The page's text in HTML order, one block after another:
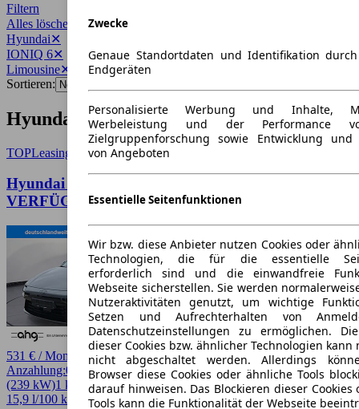
Filtern
Alles löschen
Hyundai✕
IONIQ 6✕
Limousine✕
Sortieren:
Hyundai IONIQ 6 Limousine Angebote
TOPLeasing
Hyundai IONIQ 6 N-Line // 4WD // SOFORT
VERFÜGBAR // PRIVAT-AKTION
531 € / Monat
Anzahlung:0,00 €Laufzeit:48 Monatekm/Jahr:5.000Elektro325 PS
(239 kW)1 km EZ 08/2026AutomatikLimousine4 Türen
15,9 l/100 km (komb.)* · 0 g/km CO2* · CO2-Klasse A
Zwecke
Genaue Standortdaten und Identifikation
Endgeräten
Personalisierte Werbung und Inhalte,
Werbeleistung und der Performance
Zielgruppenforschung sowie Entwicklung und
von Angeboten
Essentielle Seitenfunktionen
Wir bzw. diese Anbieter nutzen Cookies oder
Technologien, die für die essentielle
erforderlich sind und die einwandfreie
Webseite sicherstellen. Sie werden
Nutzeraktivitäten genutzt, um wichtige
Setzen und Aufrechterhalten von
Datenschutzeinstellungen zu ermöglichen.
dieser Cookies bzw. ähnlicher Technologien kann
nicht abgeschaltet werden. Allerdings
Browser diese Cookies oder ähnliche Tools
darauf hinweisen. Das Blockieren dieser
Tools kann die Funktionalität der Webseite